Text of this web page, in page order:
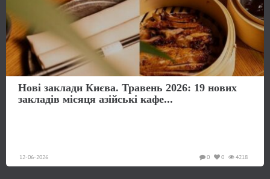
Нові заклади Києва. Травень 2026: 19 нових
закладів місяця азійські кафе...
12-06-2026 4218
0
0